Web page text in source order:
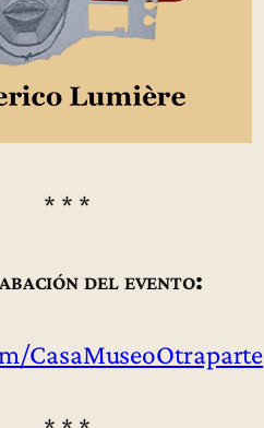
* * *
del evento:
CasaMuseoOtraparte